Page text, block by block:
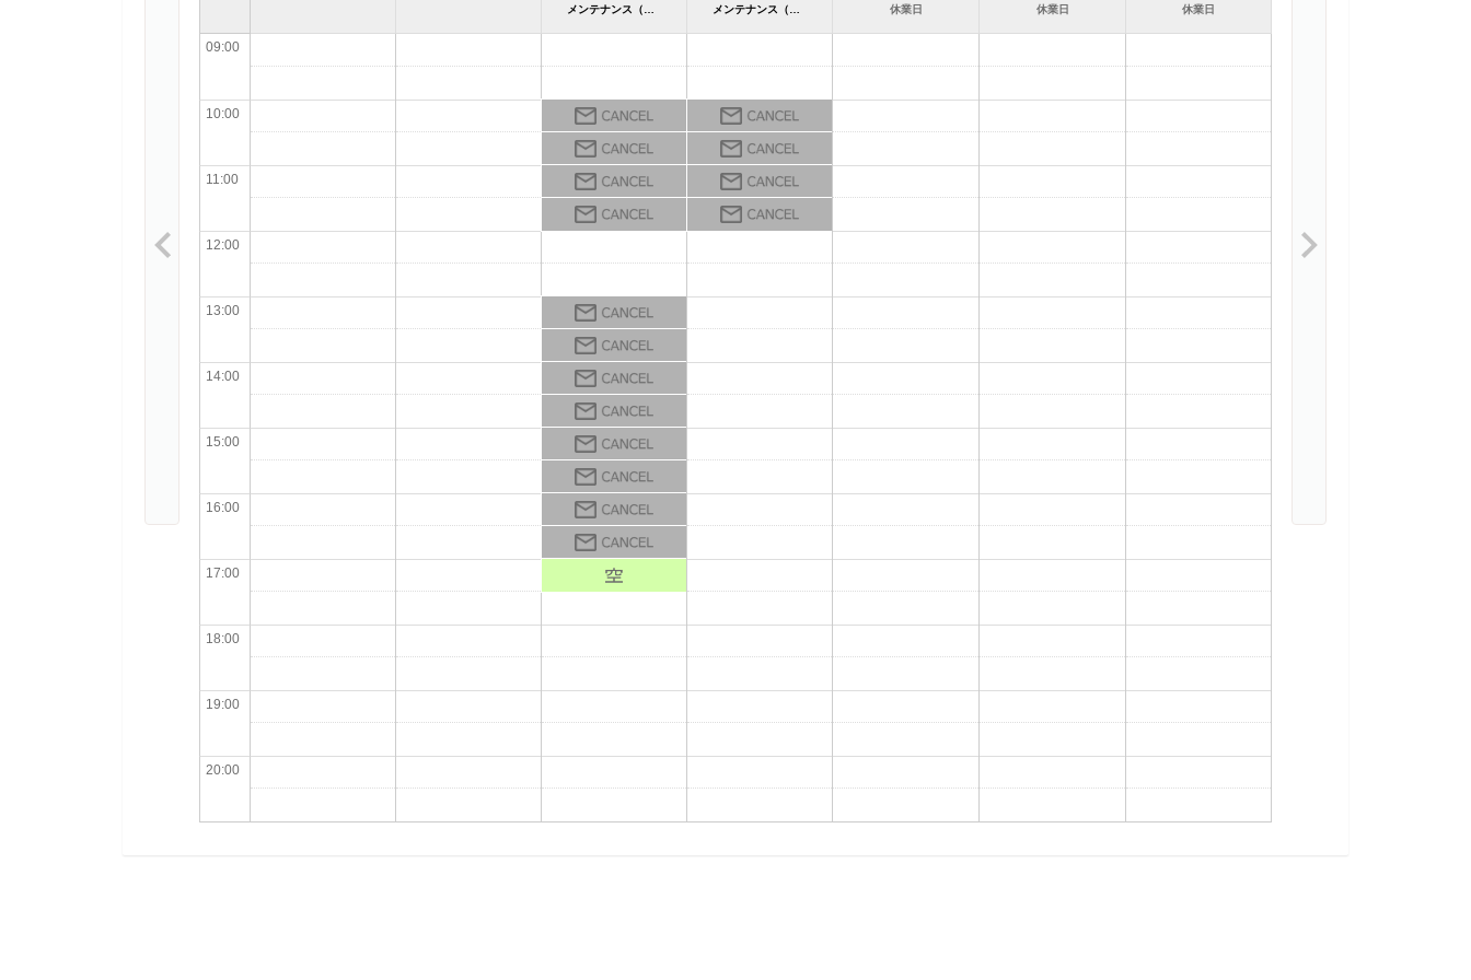
09:00
10:00
11:00
12:00
13:00
14:00
15:00
16:00
17:00
18:00
19:00
20:00
休業日 休業日 休業日